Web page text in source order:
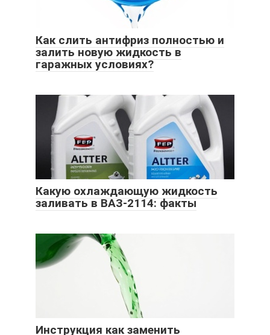
Как слить антифриз полностью и
залить новую жидкость в
гаражных условиях?
Какую охлаждающую жидкость
заливать в ВАЗ-2114: факты
Инструкция как заменить